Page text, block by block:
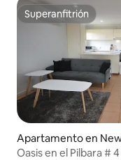
Superanfitrión
Superanfitrión
Apartamento en
Oasis en el Pilbara # 4